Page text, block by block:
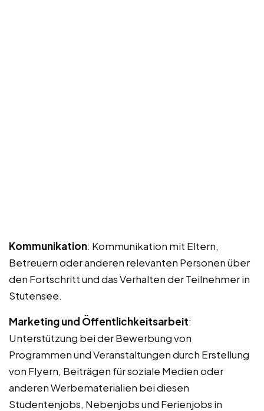
Kommunikation: Kommunikation mit Eltern,
Betreuern oder anderen relevanten Personen über
den Fortschritt und das Verhalten der Teilnehmer in
Stutensee.
Marketing und Öffentlichkeitsarbeit:
Unterstützung bei der Bewerbung von
Programmen und Veranstaltungen durch Erstellung
von Flyern, Beiträgen für soziale Medien oder
anderen Werbematerialien bei diesen
Studentenjobs, Nebenjobs und Ferienjobs in